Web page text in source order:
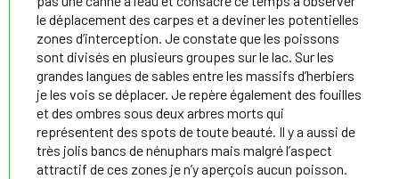
le déplacement des carpes et a deviner les potentielles
zones d’interception. Je constate que les poissons
sont divisés en plusieurs groupes sur le lac. Sur les
grandes langues de sables entre les massifs d’herbiers
je les vois se déplacer. Je repère également des fouilles
et des ombres sous deux arbres morts qui
représentent des spots de toute beauté. Il y a aussi de
très jolis bancs de nénuphars mais malgré l’aspect
attractif de ces zones je n’y aperçois aucun poisson.